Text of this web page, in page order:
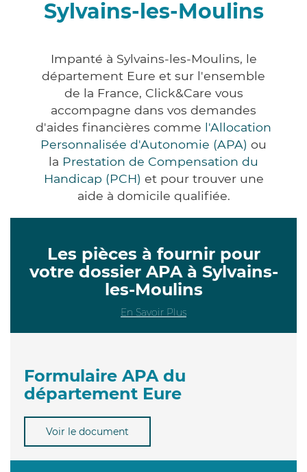
Sylvains-les-Moulins
Impanté à Sylvains-les-Moulins, le
département Eure et sur l'ensemble
de la France, Click&Care vous
accompagne dans vos demandes
d'aides financières comme l'Allocation
Personnalisée d'Autonomie (APA) ou
la Prestation de Compensation du
Handicap (PCH) et pour trouver une
aide à domicile qualifiée.
Les pièces à fournir pour
votre dossier APA à Sylvains-
les-Moulins
En Savoir Plus
Formulaire APA du
département Eure
Voir le document